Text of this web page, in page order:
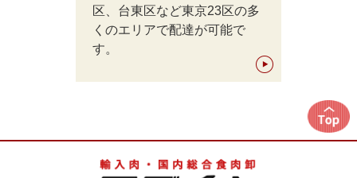
区、台東区など東京23区の多
くのエリアで配達が可能で
す。